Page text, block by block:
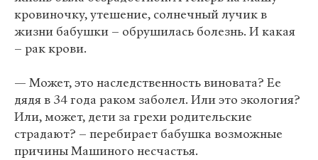
кровиночку, утешение, солнечный лучик в
жизни бабушки – обрушилась болезнь. И какая
– рак крови.
— Может, это наследственность виновата? Ее
дядя в 34 года раком заболел. Или это экология?
Или, может, дети за грехи родительские
страдают? – перебирает бабушка возможные
причины Машиного несчастья.